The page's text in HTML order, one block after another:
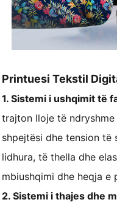
Printuesi Tekstil
1. Sistemi i ushqimit të
trajton lloje të
shpejtësi dhe tension
lidhura, të thella dhe
mbiushqimi dhe heqja e
2. Sistemi i thajes dhe